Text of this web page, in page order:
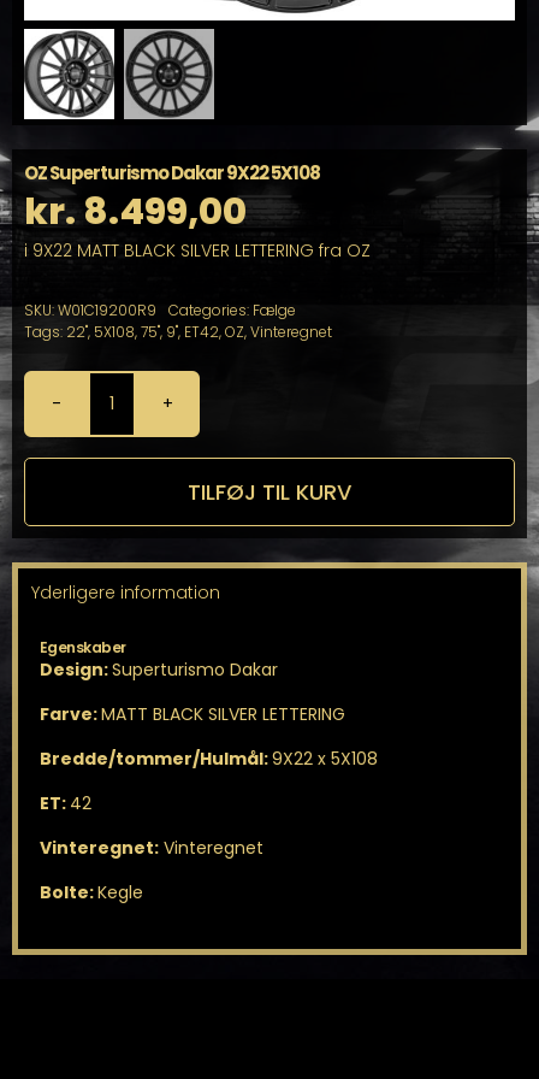
OZ Superturismo Dakar 9X22 5X108
kr.8.499,00
i 9X22 MATT BLACK SILVER LETTERING fra OZ
SKU:W01C19200R9 Categories: Fælge
Tags: 22", 5X108,75", 9", ET42,OZ,Vinteregnet
OZ
Superturismo
Dakar
antal
TILFØJ TIL KURV
Yderligere information
Egenskaber
Design:Superturismo Dakar
Farve:MATT BLACK SILVER LETTERING
Bredde/tommer/Hulmål:9X22 x 5X108
ET: 42
Vinteregnet:Vinteregnet
Bolte:Kegle